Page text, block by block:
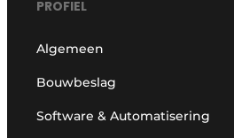
PROFIEL
Algemeen
Bouwbeslag
Software & Automatisering